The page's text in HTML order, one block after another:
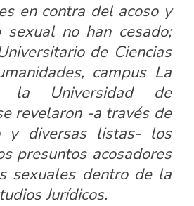
en contra del acoso y
sexual no han cesado;
de Ciencias
campus La
la Universidad de
revelaron -a través de
y diversas listas- los
presuntos acosadores
sexuales dentro de la
Jurídicos.